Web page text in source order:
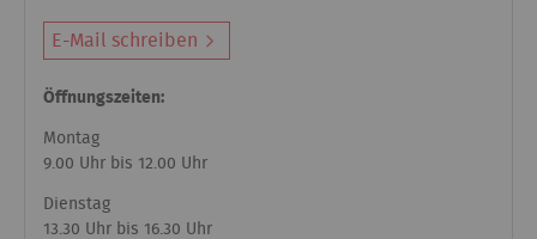
E-Mail schreiben
Öffnungszeiten:
Montag
9.00 Uhr bis 12.00 Uhr
Dienstag
13.30 Uhr bis 16.30 Uhr